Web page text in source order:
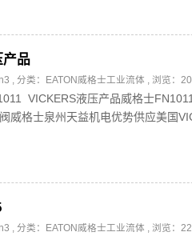
产品
, 分类： EATON威格士工业流体 , 浏览：
VICKERS液压产品威格士
威格士泉州天益机电优势供应美国
, 分类： EATON威格士工业流体 , 浏览：